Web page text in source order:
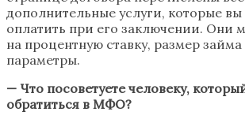
дополнительные услуги, которые вы
оплатить при его заключении. Они
на процентную ставку, размер
параметры.
— Что посоветуете человеку,
обратиться в МФО?